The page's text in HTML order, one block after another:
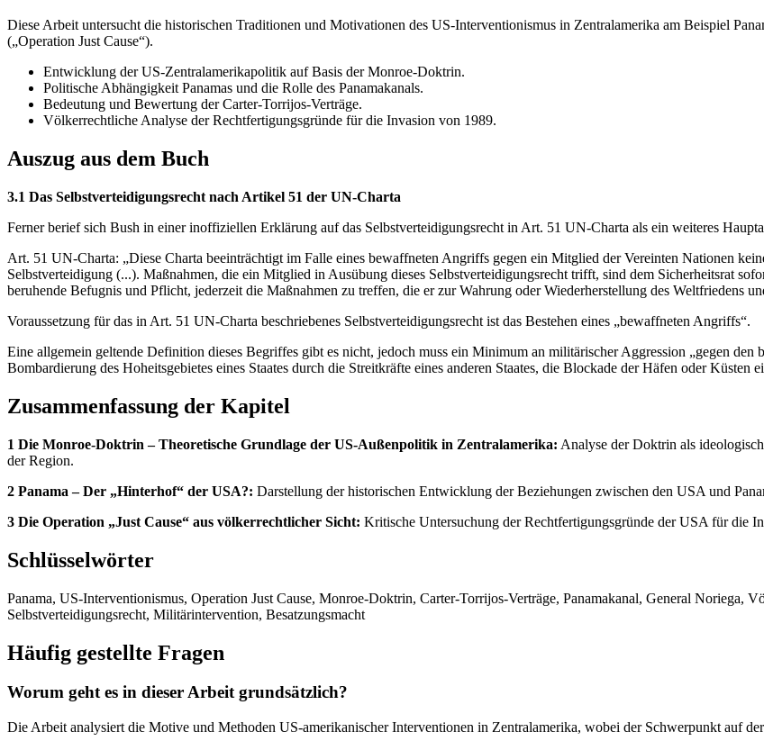
Diese Arbeit untersucht die historischen Traditionen und Motivationen des US-Interventionismus in Zentralamerika am Beispiel
(„Operation Just Cause“).
Entwicklung der US-Zentralamerikapolitik auf Basis der Monroe-Doktrin.
Politische Abhängigkeit Panamas und die Rolle des Panamakanals.
Bedeutung und Bewertung der Carter-Torrijos-Verträge.
Völkerrechtliche Analyse der Rechtfertigungsgründe für die Invasion von 1989.
Auszug aus dem Buch
3.1 Das Selbstverteidigungsrecht nach Artikel 51 der UN-Charta
Ferner berief sich Bush in einer inoffiziellen Erklärung auf das Selbstverteidigungsrecht in Art. 51 UN-Charta als ein weiteres
Art. 51 UN-Charta: „Diese Charta beeinträchtigt im Falle eines bewaffneten Angriffs gegen ein Mitglied der Vereinten Nationen
Selbstverteidigung (...). Maßnahmen, die ein Mitglied in Ausübung dieses Selbstverteidigungsrecht trifft, sind dem Sicherheitsrat
beruhende Befugnis und Pflicht, jederzeit die Maßnahmen zu treffen, die er zur Wahrung oder Wiederherstellung des Weltfriedens
Voraussetzung für das in Art. 51 UN-Charta beschriebenes Selbstverteidigungsrecht ist das Bestehen eines „bewaffneten Angriffs“.
Eine allgemein geltende Definition dieses Begriffes gibt es nicht, jedoch muss ein Minimum an militärischer Aggression „gegen den
Bombardierung des Hoheitsgebietes eines Staates durch die Streitkräfte eines anderen Staates, die Blockade der Häfen oder Küsten
Zusammenfassung der Kapitel
1 Die Monroe-Doktrin – Theoretische Grundlage der US-Außenpolitik in Zentralamerika: Analyse der Doktrin als
der Region.
2 Panama – Der „Hinterhof“ der USA?: Darstellung der historischen Entwicklung der Beziehungen zwischen den USA und
3 Die Operation „Just Cause“ aus völkerrechtlicher Sicht: Kritische Untersuchung der Rechtfertigungsgründe der USA für die
Schlüsselwörter
Panama, US-Interventionismus, Operation Just Cause, Monroe-Doktrin, Carter-Torrijos-Verträge, Panamakanal, General Noriega,
Selbstverteidigungsrecht, Militärintervention, Besatzungsmacht
Häufig gestellte Fragen
Worum geht es in dieser Arbeit grundsätzlich?
Die Arbeit analysiert die Motive und Methoden US-amerikanischer Interventionen in Zentralamerika, wobei der Schwerpunkt auf